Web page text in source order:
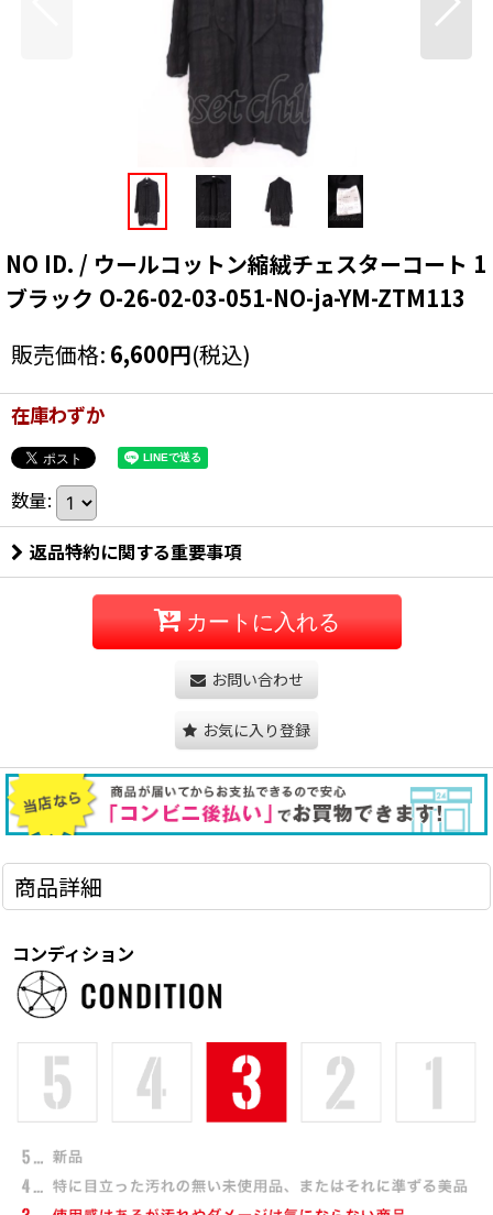
NO ID. / ウールコットン縮絨チェスターコート 1
ブラック O-26-02-03-051-NO-ja-YM-ZTM113
販売価格: 6,600円(税込)
在庫わずか
数量:
返品特約に関する重要事項
カートに入れる
お問い合わせ
お気に入り登録
商品詳細
コンディション